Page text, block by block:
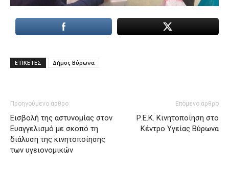
ΕΤΙΚΕΤΕΣ Δήμος Βύρωνα
Προηγούμενο άρθρο
Εισβολή της αστυνομίας στον
Ευαγγελισμό με σκοπό τη
διάλυση της κινητοποίησης
των υγειονομικών
Επόμενο άρθρο
Ρ.Ε.Κ. Κινητοποίηση στο
Κέντρο Υγείας Βύρωνα